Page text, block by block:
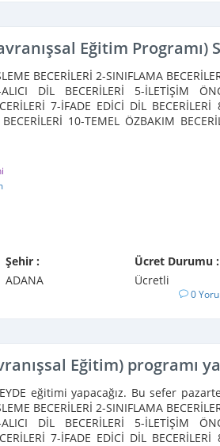
Eğitim Programı)
BECERİLERİ 2-SINIFLAMA
DİL BECERİLERİ 5-İLETİŞİM
7-İFADE EDİCİ DİL BECERİLERİ
10-TEMEL ÖZBAKIM
Şehir :
ADANA
Ücret Durumu :
Ücretli
0
Eğitim) programı
eğitimi yapacağız. Bu sefer
BECERİLERİ 2-SINIFLAMA
DİL BECERİLERİ 5-İLETİŞİM
7-İFADE EDİCİ DİL BECERİLERİ